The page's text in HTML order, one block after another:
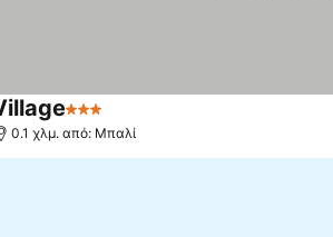
3 Αστέρια
0.1 χλμ. από: Μπαλί